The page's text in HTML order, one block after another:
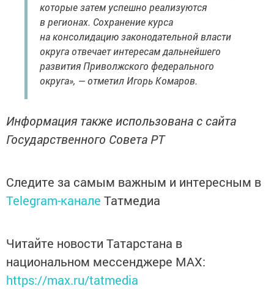
которые затем успешно реализуются
в регионах. Сохранение курса
на консолидацию законодательной власти
округа отвечает интересам дальнейшего
развития Приволжского федерального
округа», — отметил Игорь Комаров.
Информация также использована с сайта
Государственного Совета РТ
Следите за самым важным и интересным в
Telegram-канале Татмедиа
Читайте новости Татарстана в
национальном мессенджере MАХ:
https://max.ru/tatmedia